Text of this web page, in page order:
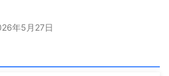
年5月27日